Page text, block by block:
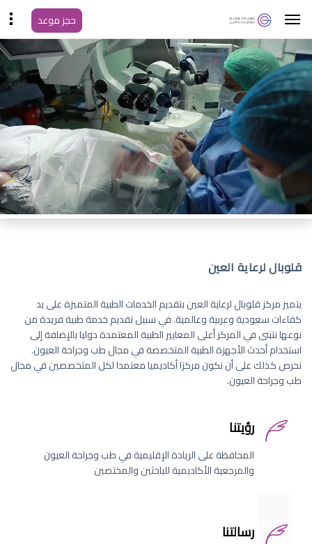
حجز موعد
قلوبال لرعاية العين
يتميز مركز قلوبال لرعاية العين بتقديم الخدمات الطبية المتميزة على يد
كفاءات سعودية وعربية وعالمية. في سبيل تقديم خدمة طبية فريدة من
نوعها نتبنى في المركز أعلى المعايير الطبية المعتمدة دوليا بالإضافة إلى
استخدام أحدث الأجهزة الطبية المتخصصة في مجال طب وجراحة العيون.
نحرص كذلك على أن نكون مركزا أكاديميا معتمدا لكل المتخصصين في مجال
طب وجراحة العيون.
رؤيتنا
المحافظة على الريادة الإقليمية في طب وجراحة العيون
والمرجعية الأكاديمية للباحثين والمختصين
رسالتنا